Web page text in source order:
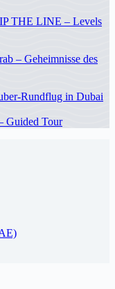
THE LINE – Levels
– Geheimnisse des
Rundflug in Dubai
Guided Tour